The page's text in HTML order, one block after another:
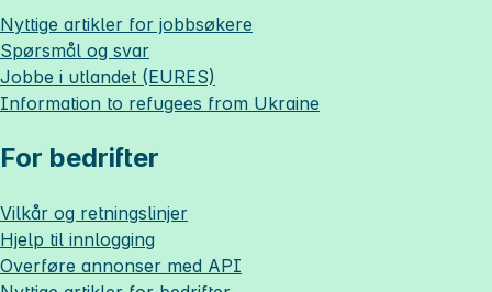
Nyttige artikler for jobbsøkere
Spørsmål og svar
Jobbe i utlandet (EURES)
Information to refugees from Ukraine
For bedrifter
Vilkår og retningslinjer
Hjelp til innlogging
Overføre annonser med API